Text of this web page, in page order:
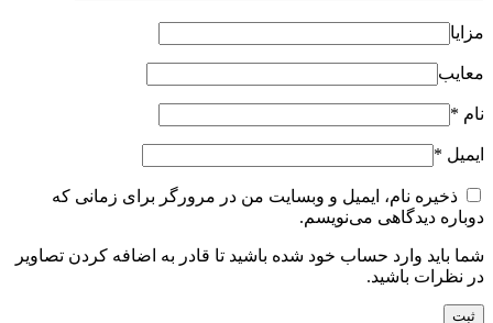
مزایا
معایب
نام *
ایمیل *
ذخیره نام، ایمیل و وبسایت من در مرورگر برای زمانی که
دوباره دیدگاهی می‌نویسم.
شما باید وارد حساب خود شده باشید تا قادر به اضافه کردن تصاویر
در نظرات باشید.